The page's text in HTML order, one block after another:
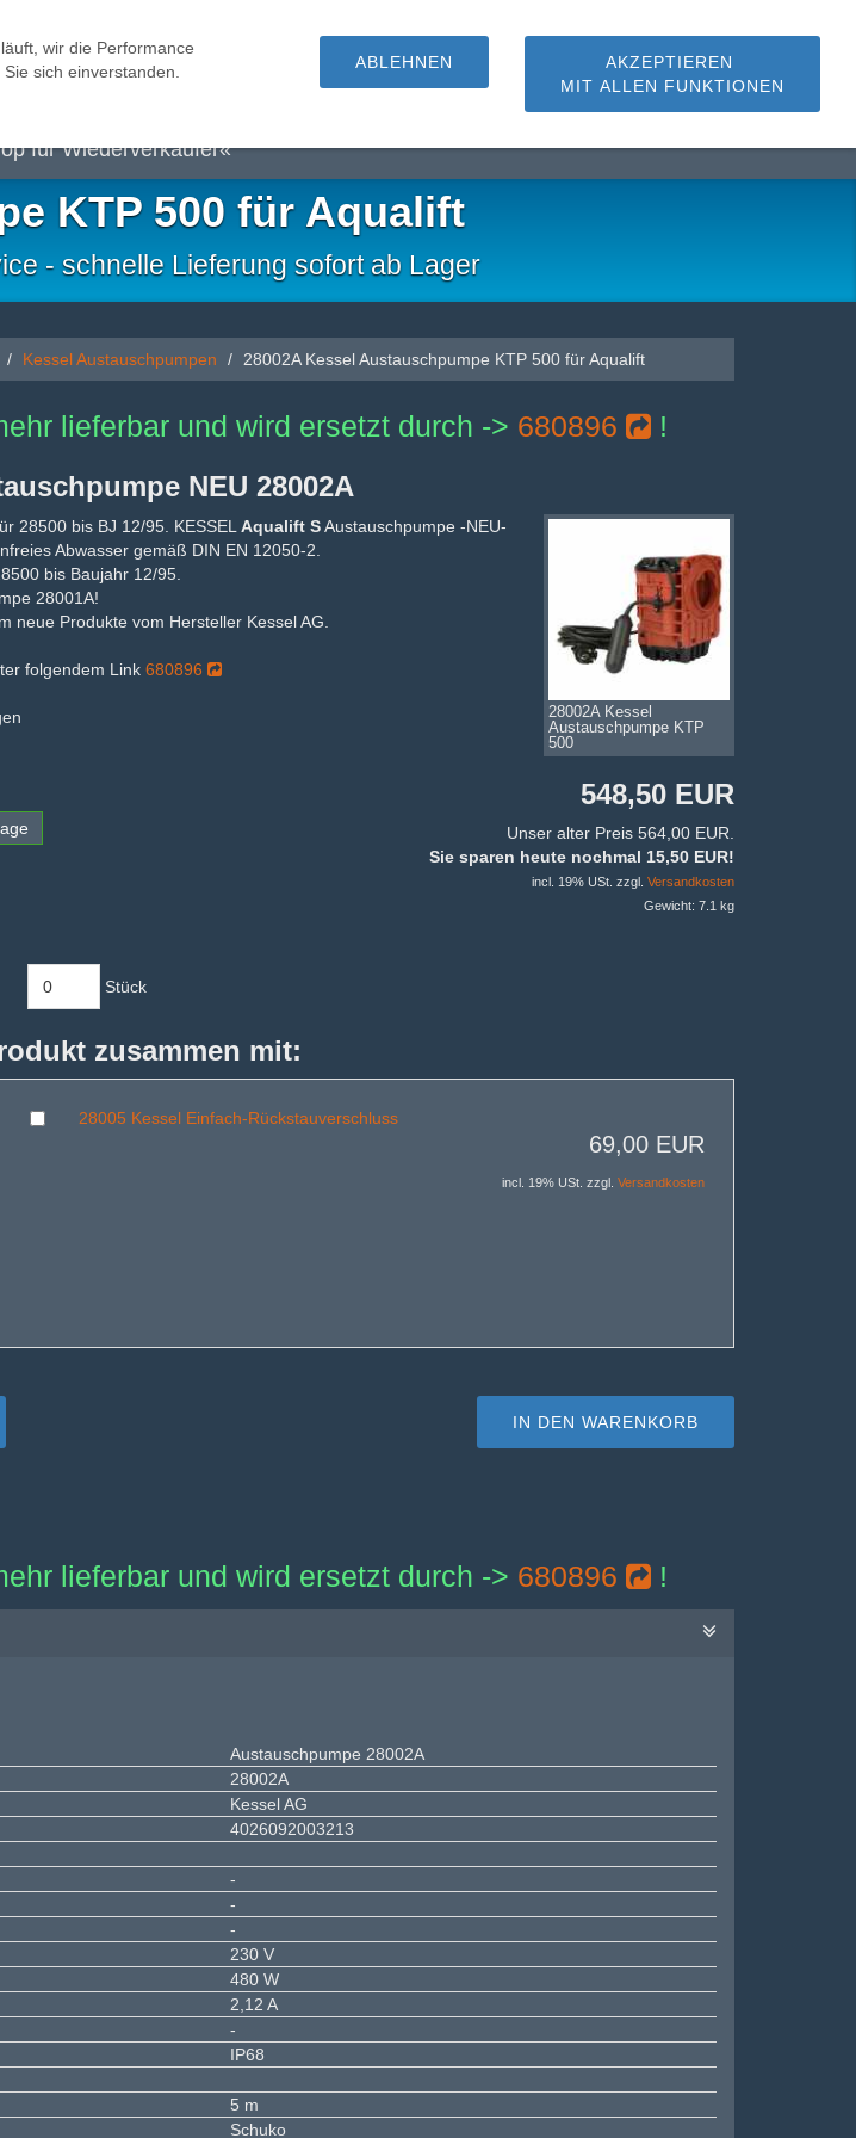
Schmutzwasserpumpen
für Wiederverkäufer«
KTP 500 für Aqualift
- schnelle Lieferung sofort ab Lager
Kessel Austauschpumpen 28002A Kessel Austauschpumpe KTP 500 für Aqualift
lieferbar und wird ersetzt durch -> 680896
!
NEU 28002A
28002A Kessel
Austauschpumpe KTP
500
28500 bis BJ 12/95. KESSEL Aqualift SAustauschpumpe -NEU-
Abwasser gemäß DIN EN 12050-2.
bis Baujahr 12/95.
28001A!
neue Produkte vom Hersteller Kessel AG.
folgendem Link 680896
548,50 EUR
Unser alter Preis 564,00 EUR.
Sie sparen heute nochmal 15,50 EUR!
incl. 19% USt. zzgl. Versandkosten
Gewicht: 7.1 kg
Stück
zusammen mit:
28005 Kessel Einfach-Rückstauverschluss
69,00 EUR
incl. 19% USt. zzgl. Versandkosten
IN DEN WARENKORB
lieferbar und wird ersetzt durch -> 680896 !
Austauschpumpe 28002A
28002A
Kessel AG
4026092003213
-
-
-
230 V
480 W
2,12 A
-
IP68
5 m
Schuko
wir die Performance
sich einverstanden.
AKZEPTIEREN
MIT ALLEN FUNKTIONEN
ABLEHNEN